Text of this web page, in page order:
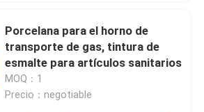
Porcelana para el horno de
transporte de gas, tintura de
esmalte para artículos sanitarios
MOQ：1
Precio：negotiable